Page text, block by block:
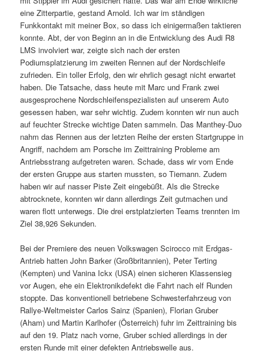
eine Zitterpartie, gestand Arnold. Ich war im ständigen
Funkkontakt mit meiner Box, so dass ich einigermaßen taktieren
konnte. Abt, der von Beginn an in die Entwicklung des Audi R8
LMS involviert war, zeigte sich nach der ersten
Podiumsplatzierung im zweiten Rennen auf der Nordschleife
zufrieden. Ein toller Erfolg, den wir ehrlich gesagt nicht erwartet
haben. Die Tatsache, dass heute mit Marc und Frank zwei
ausgesprochene Nordschleifenspezialisten auf unserem Auto
gesessen haben, war sehr wichtig. Zudem konnten wir nun auch
auf feuchter Strecke wichtige Daten sammeln. Das Manthey-Duo
nahm das Rennen aus der letzten Reihe der ersten Startgruppe in
Angriff, nachdem am Porsche im Zeittraining Probleme am
Antriebsstrang aufgetreten waren. Schade, dass wir vom Ende
der ersten Gruppe aus starten mussten, so Tiemann. Zudem
haben wir auf nasser Piste Zeit eingebüßt. Als die Strecke
abtrocknete, konnten wir dann allerdings Zeit gutmachen und
waren flott unterwegs. Die drei erstplatzierten Teams trennten im
Ziel 38,926 Sekunden.
Bei der Premiere des neuen Volkswagen Scirocco mit Erdgas-
Antrieb hatten John Barker (Großbritannien), Peter Terting
(Kempten) und Vanina Ickx (USA) einen sicheren Klassensieg
vor Augen, ehe ein Elektronikdefekt die Fahrt nach elf Runden
stoppte. Das konventionell betriebene Schwesterfahrzeug von
Rallye-Weltmeister Carlos Sainz (Spanien), Florian Gruber
(Aham) und Martin Karlhofer (Österreich) fuhr im Zeittraining bis
auf den 19. Platz nach vorne, Gruber schied allerdings in der
ersten Runde mit einer defekten Antriebswelle aus.